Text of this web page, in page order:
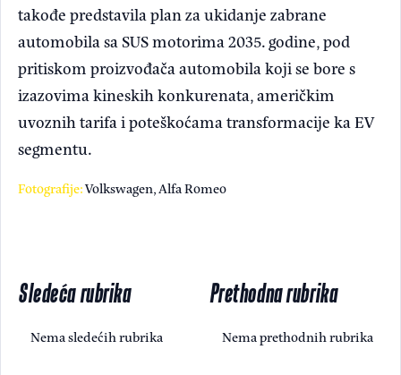
takođe predstavila plan za ukidanje zabrane
automobila sa SUS motorima 2035. godine, pod
pritiskom proizvođača automobila koji se bore s
izazovima kineskih konkurenata, američkim
uvoznih tarifa i poteškoćama transformacije ka EV
segmentu.
Fotografije:Volkswagen, Alfa Romeo
Sledeća rubrika
Nema sledećih rubrika
Prethodna rubrika
Nema prethodnih rubrika